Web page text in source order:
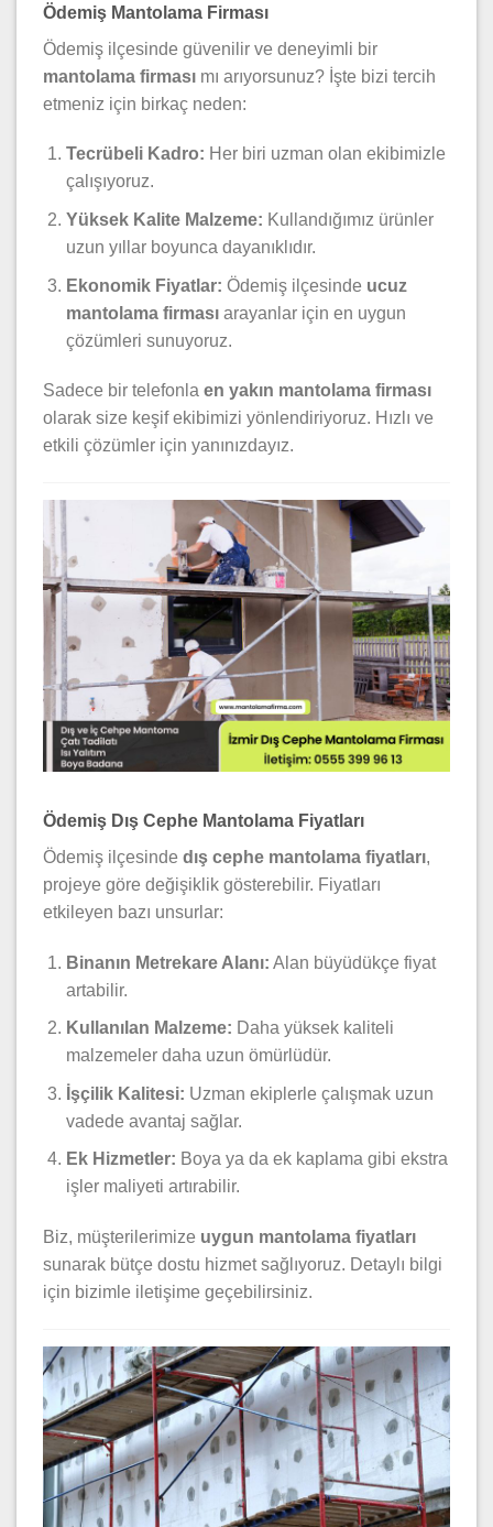
Ödemiş Mantolama Firması
Ödemiş ilçesinde güvenilir ve deneyimli bir
mantolama firması mı arıyorsunuz? İşte bizi tercih
etmeniz için birkaç neden:
Tecrübeli Kadro: Her biri uzman olan ekibimizle
çalışıyoruz.
Yüksek Kalite Malzeme: Kullandığımız ürünler
uzun yıllar boyunca dayanıklıdır.
Ekonomik Fiyatlar: Ödemiş ilçesinde ucuz
mantolama firmasıarayanlar için en uygun
çözümleri sunuyoruz.
Sadece bir telefonla en yakın mantolama firması
olarak size keşif ekibimizi yönlendiriyoruz. Hızlı ve
etkili çözümler için yanınızdayız.
Ödemiş Dış Cephe Mantolama Fiyatları
Ödemiş ilçesinde dış cephe mantolama fiyatları,
projeye göre değişiklik gösterebilir. Fiyatları
etkileyen bazı unsurlar:
Binanın Metrekare Alanı: Alan büyüdükçe fiyat
artabilir.
Kullanılan Malzeme: Daha yüksek kaliteli
malzemeler daha uzun ömürlüdür.
İşçilik Kalitesi: Uzman ekiplerle çalışmak uzun
vadede avantaj sağlar.
Ek Hizmetler: Boya ya da ek kaplama gibi ekstra
işler maliyeti artırabilir.
Biz, müşterilerimize uygun mantolama fiyatları
sunarak bütçe dostu hizmet sağlıyoruz. Detaylı bilgi
için bizimle iletişime geçebilirsiniz.